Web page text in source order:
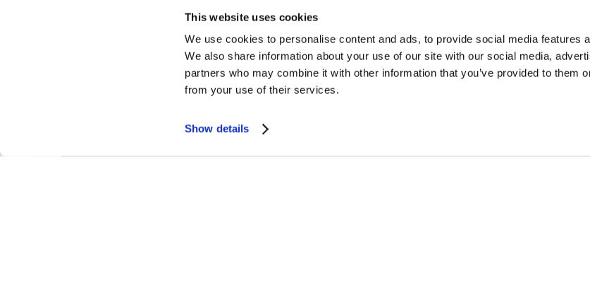
This website uses cookies
We use cookies to personalise content and ads, to provide social media features
We also share information about your use of our site with our social media,
partners who may combine it with other information that you’ve provided to them
from your use of their services.
Show details
CALENDÁRIO DOS DIAS SANTOS
WERELD VAN MORGEN